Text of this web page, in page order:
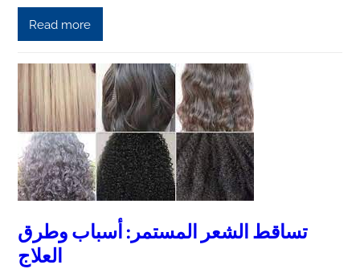
Read more
تساقط الشعر المستمر: أسباب وطرق
العلاج